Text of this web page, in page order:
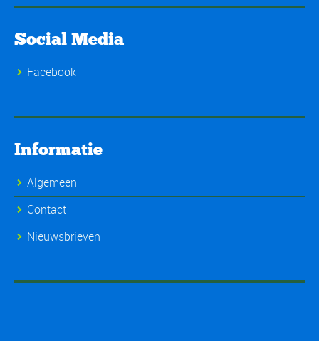
Social Media
Facebook
Informatie
Algemeen
Contact
Nieuwsbrieven